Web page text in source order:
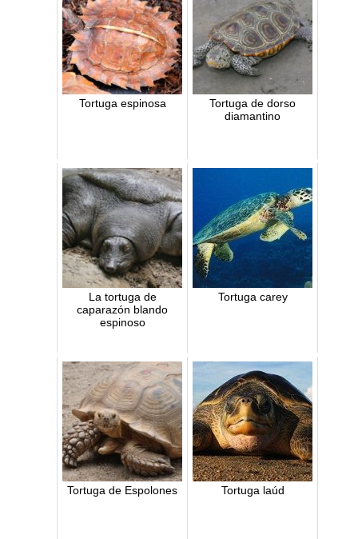
Tortuga espinosa
Tortuga de dorso
diamantino
La tortuga de
caparazón blando
espinoso
Tortuga carey
Tortuga de Espolones Tortuga laúd